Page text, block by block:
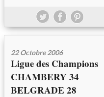
22 Octobre 2006
Ligue des Champions
CHAMBERY 34
BELGRADE 28